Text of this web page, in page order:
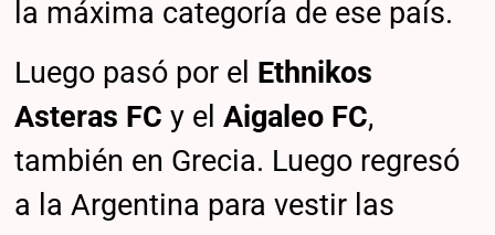
la máxima categoría de ese país.
Luego pasó por el Ethnikos
Asteras FC y elAigaleo FC,
también en Grecia. Luego regresó
a la Argentina para vestir las